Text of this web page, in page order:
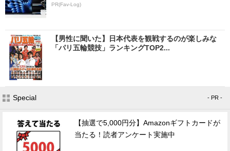
PR(Fav-Log)
【男性に聞いた】日本代表を観戦するのが楽しみな
「パリ五輪競技」ランキングTOP2...
Special - PR -
【抽選で5,000円分】Amazonギフトカードが
当たる！読者アンケート実施中